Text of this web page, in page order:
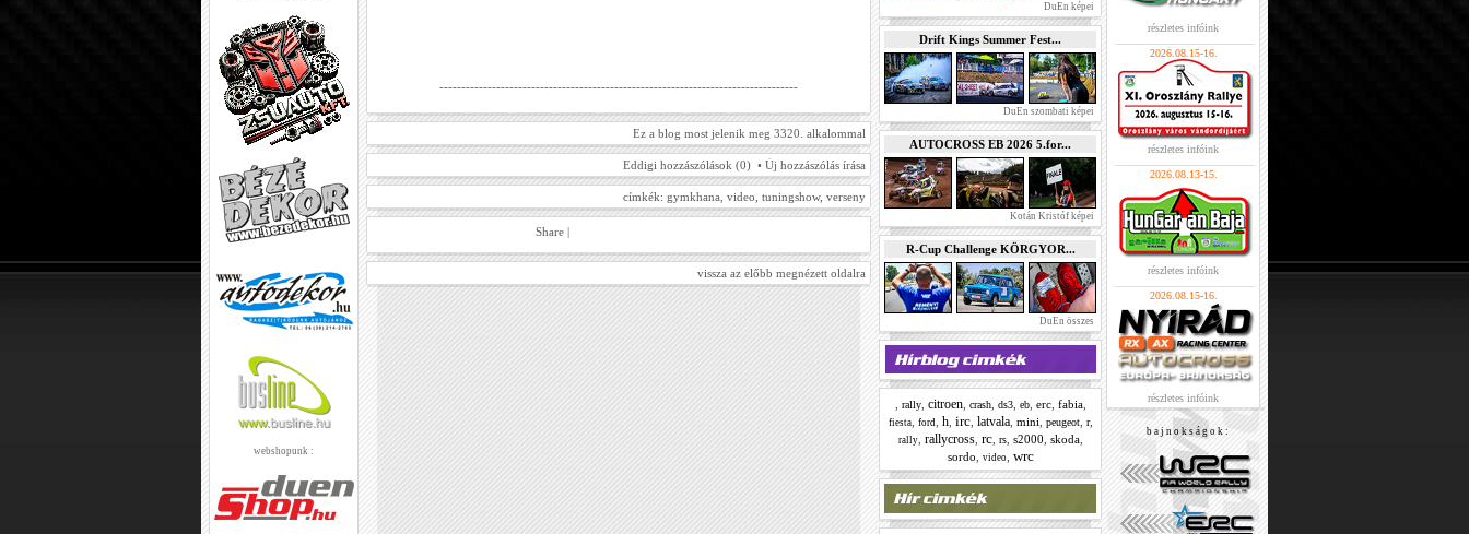
webshopunk :
----------------------------------------------------------------------------------
Ez a blog most jelenik meg 3320. alkalommal
Eddigi hozzászólások (0) • Új hozzászólás írása
címkék: gymkhana, video, tuningshow, verseny
Share
vissza az előbb megnézett oldalra
DuEn képei
Drift Kings Summer Fest...
DuEn szombati képei
AUTOCROSS EB 2026 5.for...
Kotán Kristóf képei
R-Cup Challenge KÖRGYOR...
DuEn összes
rally, citroen, crash, ds3, eb, erc, fabia,
fiesta, ford h, irc, latvala, mini peugeot, r,
rally, rallycross, rc, rs, s2000 skoda,
sordo
video, wrc
részletes infóink
2026.08.15-16.
részletes infóink
2026.08.13-15.
részletes infóink
2026.08.15-16.
részletes infóink
b a j n o k s á g o k :